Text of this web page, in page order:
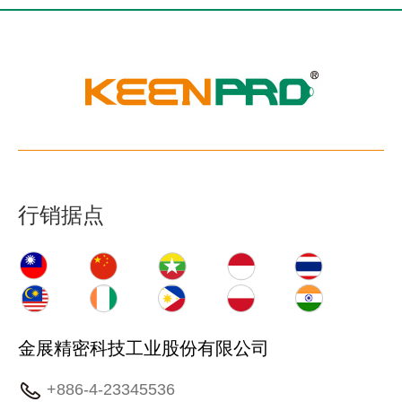
行销据点
金展精密科技工业股份有限公司
+886-4-23345536